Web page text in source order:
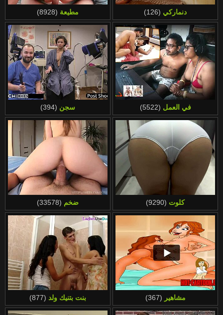
مطيعة (8928) دنماركي (126)
سجن (394) في العمل (5522)
ضخم (33578) كلوت (9290)
بنت بتنيك ولد (877) مشاهير (367)